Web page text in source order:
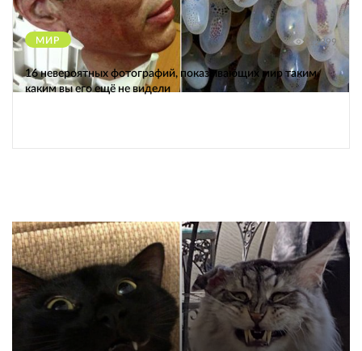
МИР 12399
16 невероятных фотографий, показывающих мир таким,
каким вы его ещё не видели